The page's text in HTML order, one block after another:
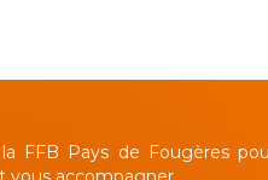
FFB Pays de Fougères